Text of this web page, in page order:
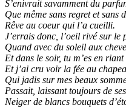
S’enivrait savamment du
Que même sans regret et sans
Rêve au coeur qui l’a cueilli.
J’errais donc, l’oeil rivé sur le
Quand avec du soleil aux
Et dans le soir, tu m’es en
Et j’ai cru voir la fée au
Qui jadis sur mes beaux
Passait, laissant toujours de
Neiger de blancs bouquets